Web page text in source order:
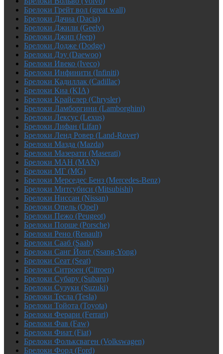
Брелоки Грейт вол (great wall)
Брелоки Дачиа (Dacia)
Брелоки Джили (Geely)
Брелоки Джип (Jeep)
Брелоки Додже (Dodge)
Брелоки Дэу (Daewoo)
Брелоки Ивеко (Iveco)
Брелоки Инфинити (Infiniti)
Брелоки Кадиллак (Cadillac)
Брелоки Киа (KIA)
Брелоки Крайслер (Chrysler)
Брелоки Ламборгини (Lamborghini)
Брелоки Лексус (Lexus)
Брелоки Лифан (Lifan)
Брелоки Ленд Ровер (Land-Rover)
Брелоки Мазда (Mazda)
Брелоки Мазерати (Maserati)
Брелоки МАН (MAN)
Брелоки МГ (MG)
Брелоки Мерседес Бенз (Mercedes-Benz)
Брелоки Митсубиси (Mitsubishi)
Брелоки Ниссан (Nissan)
Брелоки Опель (Opel)
Брелоки Пежо (Peugeot)
Брелоки Порше (Porsche)
Брелоки Рено (Renault)
Брелоки Сааб (Saab)
Брелоки Санг Йонг (Ssang-Yong)
Брелоки Сеат (Seat)
Брелоки Ситроен (Citroen)
Брелоки Субару (Subaru)
Брелоки Сузуки (Suzuki)
Брелоки Тесла (Tesla)
Брелоки Тойота (Toyota)
Брелоки Ферари (Ferrari)
Брелоки Фав (Faw)
Брелоки Фиат (Fiat)
Брелоки Фольксваген (Volkswagen)
Брелоки Форд (Ford)